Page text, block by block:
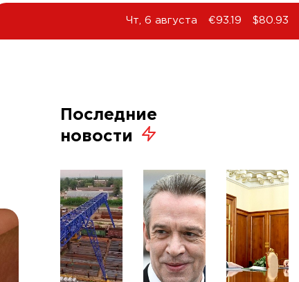
Чт, 6 августа €93.19 $80.93
Последние
новости